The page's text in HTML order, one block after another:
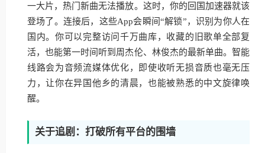
一大片，热门新曲无法播放。这时，你的回国加速器就该
登场了。连接后，这些App会瞬间“解锁”，识别为你人在
国内。你可以完整访问千万曲库，收藏的旧歌单全部复
活，也能第一时间听到周杰伦、林俊杰的最新单曲。智能
线路会为音频流媒体优化，即使收听无损音质也毫无压
力，让你在异国他乡的清晨，也能被熟悉的中文旋律唤
醒。
关于追剧：打破所有平台的围墙